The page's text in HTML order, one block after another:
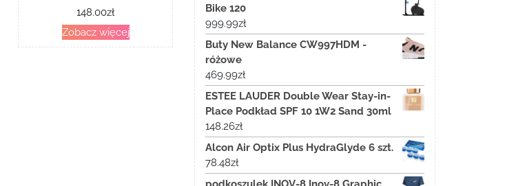
148.00zł
Zobacz więcej
Bike 120
999.99zł
Buty New Balance CW997HDM -
różowe
469.99zł
ESTEE LAUDER Double Wear Stay-in-
Place Podkład SPF 10 1W2 Sand 30ml
148.26zł
Alcon Air Optix Plus HydraGlyde 6 szt.
78.48zł